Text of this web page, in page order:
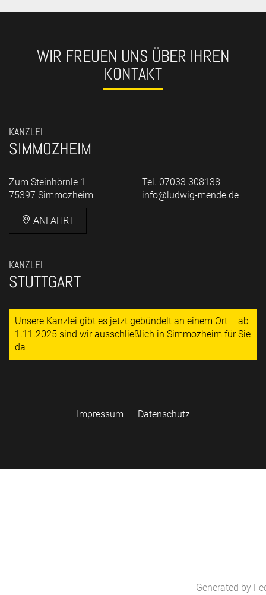
WIR FREUEN UNS ÜBER IHREN
KONTAKT
KANZLEI
SIMMOZHEIM
Zum Steinhörnle 1
75397 Simmozheim
ANFAHRT
Tel. 07033 308138
info@ludwig-mende.de
KANZLEI
STUTTGART
Unsere Kanzlei gibt es jetzt gebündelt an einem Ort – ab
1.11.2025 sind wir ausschließlich in Simmozheim für Sie
da
Impressum Datenschutz
Generated by